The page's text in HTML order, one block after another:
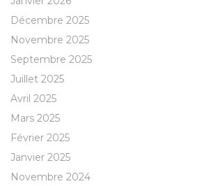
Décembre 2025
Novembre 2025
Septembre 2025
Juillet 2025
Avril 2025
Mars 2025
Février 2025
Janvier 2025
Novembre 2024